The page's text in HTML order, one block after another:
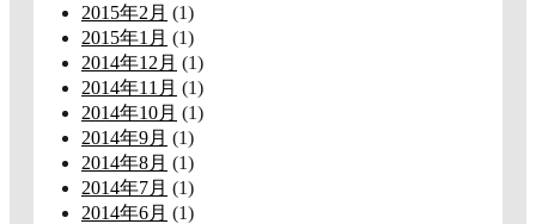
2015年2月 (1)
2015年1月 (1)
2014年12月 (1)
2014年11月 (1)
2014年10月 (1)
2014年9月 (1)
2014年8月 (1)
2014年7月 (1)
2014年6月 (1)